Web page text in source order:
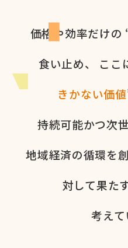
価格や​効率だけの​
食い​止め、
ここ
きかない​価値
持続可能かつ次
地域経済の​循環を​
対して​果た​
考えて